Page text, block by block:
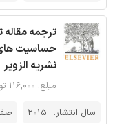
ترجمه
حساسیت
نشریه الزویر
مبلغ: ۱۱۶,۰۰۰ تومان
سال انتشار: 2015